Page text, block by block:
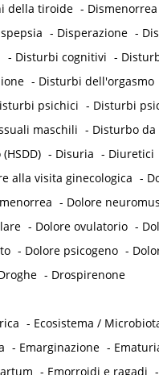
della tiroide -
- Disperazione -
- Disturbi cognitivi -
- Disturbi dell'orgasmo
psichici - Disturbi
maschili - Disturbo da
- Disuria - Diuretici
alla visita ginecologica -
- Dolore
- Dolore ovulatorio -
- Dolore psicogeno -
- Drospirenone
- Ecosistema /
- Emarginazione -
- Emorroidi e ragadi -